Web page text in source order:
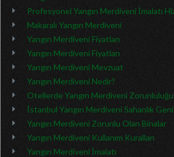
Profesyonel Yangın Merdiveni İmalatı
Makaralı Yangın Merdiveni
Yangın Merdiveni Fiyatları
Yangın Merdiveni Fiyatları
Yangın Merdiveni Mevzuat
Yangın Merdiveni Nedir?
Otellerde Yangın Merdiveni Zorunluluğu
İstanbul Yangın Merdiveni Sahanlık
Yangın Merdiveni Zorunlu Olan Binalar
Yangın Merdiveni Kullanım Kuralları
Yangın Merdiveni İmalatı